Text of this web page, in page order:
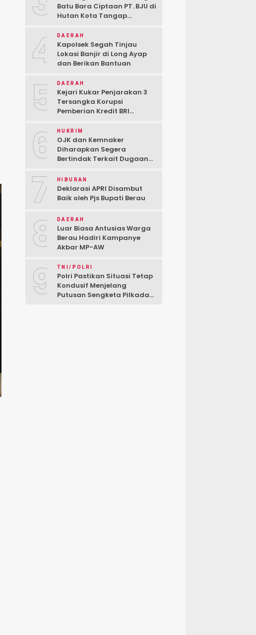
Batu Bara Ciptaan PT. BJU di
Hutan Kota Tangap
4 DAERAH
Kapolsek Segah Tinjau
Lokasi Banjir di Long Ayap
dan Berikan Bantuan
5 DAERAH
Kejari Kukar Penjarakan 3
Tersangka Korupsi
Pemberian Kredit BRI
6 HUKRIM
OJK dan Kemnaker
Diharapkan Segera
Bertindak Terkait Dugaan
Sesuka Hati
7 HIBURAN
Deklarasi APRI Disambut
Baik oleh Pjs Bupati Berau
8 DAERAH
Luar Biasa Antusias Warga
Berau Hadiri Kampanye
Akbar MP-AW
9 TNI/POLRI
Polri Pastikan Situasi Tetap
Kondusif Menjelang
Putusan Sengketa Pilkada